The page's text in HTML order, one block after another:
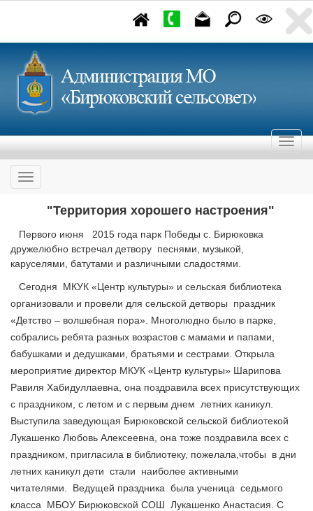
"Территория хорошего настроения"
Первого июня 2015 года парк Победы с. Бирюковка
дружелюбно встречал детвору песнями, музыкой,
каруселями, батутами и различными сладостями.
Сегодня МКУК «Центр культуры» и сельская библиотека
организовали и провели для сельской детворы праздник
«Детство – волшебная пора». Многолюдно было в парке,
собрались ребята разных возрастов с мамами и папами,
бабушками и дедушками, братьями и сестрами. Открыла
мероприятие директор МКУК «Центр культуры» Шарипова
Равиля Хабидуллаевна, она поздравила всех присутствующих
с праздником, с летом и с первым днем летних каникул.
Выступила заведующая Бирюковской сельской библиотекой
Лукашенко Любовь Алексеевна, она тоже поздравила всех с
праздником, пригласила в библиотеку, пожелала,чтобы в дни
летних каникул дети стали наиболее активными
читателями.
Ведущей праздника была ученица седьмого
класса МБОУ Бирюковской СОШ Лукашенко Анастасия. С